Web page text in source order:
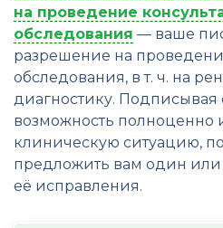
на проведение
обследования — ваше
разрешение на
обследования, в т. ч. на
диагностику. Подписывая
возможность полноценно
клиническую ситуацию,
предложить вам один или
её исправления.